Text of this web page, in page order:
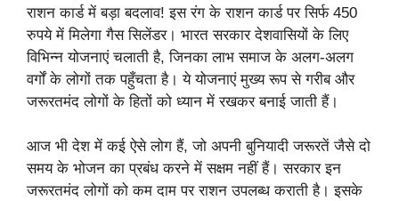
राशन कार्ड में बड़ा बदलाव! इस रंग के राशन कार्ड पर सिर्फ 450
रुपये में मिलेगा गैस सिलेंडर। भारत सरकार देशवासियों के लिए
विभिन्न योजनाएं चलाती है, जिनका लाभ समाज के अलग-अलग
वर्गों के लोगों तक पहुँचता है। ये योजनाएं मुख्य रूप से गरीब और
जरूरतमंद लोगों के हितों को ध्यान में रखकर बनाई जाती हैं।
आज भी देश में कई ऐसे लोग हैं, जो अपनी बुनियादी जरूरतें जैसे दो
समय के भोजन का प्रबंध करने में सक्षम नहीं हैं। सरकार इन
जरूरतमंद लोगों को कम दाम पर राशन उपलब्ध कराती है। इसके